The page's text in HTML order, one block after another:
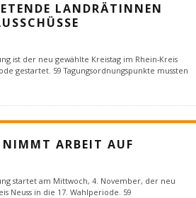
LANDRÄTINNEN
ist der neu gewählte Kreistag im Rhein-Kreis
gestartet. 59 Tagungsordnungspunkte mussten
NIMMT ARBEIT AUF
startet am Mittwoch, 4. November, der neu
Neuss in die 17. Wahlperiode. 59